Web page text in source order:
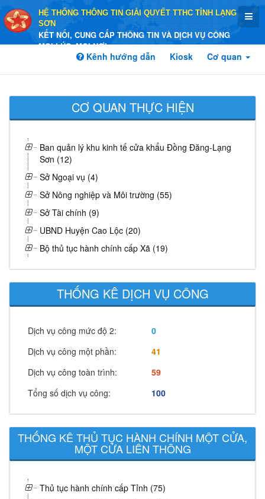
HỆ THỐNG THÔNG TIN GIẢI QUYẾT TTHC TỈNH LẠNG
SƠN
KẾT NỐI, CUNG CẤP THÔNG TIN VÀ DỊCH VỤ CÔNG
MỌI LÚC, MỌI NƠI
Kênh hướng dẫn Kiosk Cơ quan
CƠ QUAN THỰC HIỆN
Ban quản lý khu kinh tế cửa khẩu Đồng Đăng-Lạng
Sơn (12)
Sở Ngoại vụ (4)
Sở Nông nghiệp và Môi trường (55)
Sở Tài chính (9)
UBND Huyện Cao Lộc (20)
Bộ thủ tục hành chính cấp Xã (19)
THỐNG KÊ DỊCH VỤ CÔNG
Dịch vụ công mức độ 2:
0
Dịch vụ công một phần:
41
Dịch vụ công toàn trình:
59
Tổng số dịch vụ công:
100
THỐNG KÊ THỦ TỤC HÀNH CHÍNH MỘT CỬA,
MỘT CỬA LIÊN THÔNG
Thủ tục hành chính cấp Tỉnh (75)